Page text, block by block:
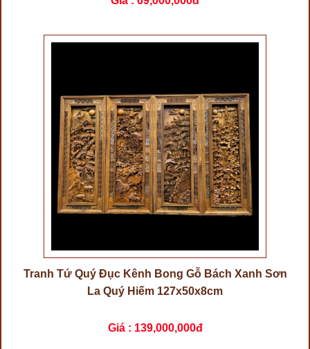
Tranh Tứ Quý Đục Kênh Bong Gỗ Bách Xanh Sơn
La Quý Hiếm 127x50x8cm
Giá : 139,000,000đ